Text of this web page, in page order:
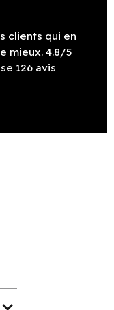
clients qui en
mieux. 4.8/5
126 avis